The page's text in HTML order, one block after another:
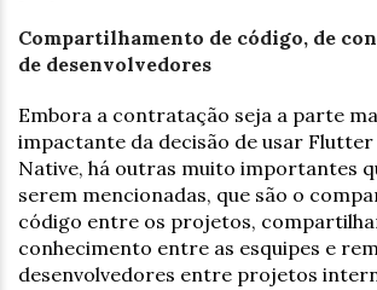
Compartilhamento de código, de
de desenvolvedores
Embora a contratação seja a parte
impactante da decisão de usar Flutter
Native, há outras muito importantes
serem mencionadas, que são o
código entre os projetos,
conhecimento entre as esquipes e
desenvolvedores entre projetos